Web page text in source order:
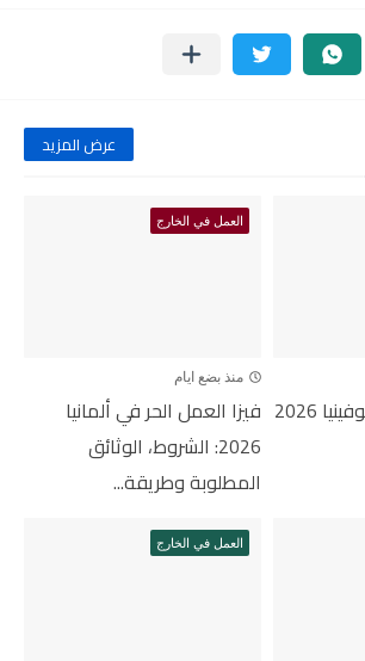
عرض المزيد
فرصة تطوع في سلوفينيا 2026
العمل في الخارج
منذ بضع ايام
فيزا العمل الحر في ألمانيا
2026: الشروط، الوثائق
المطلوبة وطريقة...
العمل في الخارج